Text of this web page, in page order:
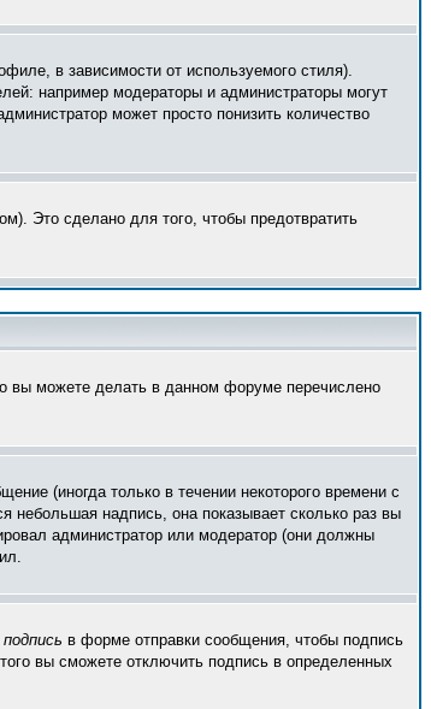
в зависимости от используемого стиля).
например модераторы и администраторы могут
может просто понизить количество
Это сделано для того, чтобы предотвратить
вы можете делать в данном форуме перечислено
(иногда только в течении некоторого времени с
надпись, она показывает сколько раз вы
администратор или модератор (они должны
в форме отправки сообщения, чтобы подпись
вы сможете отключить подпись в определенных